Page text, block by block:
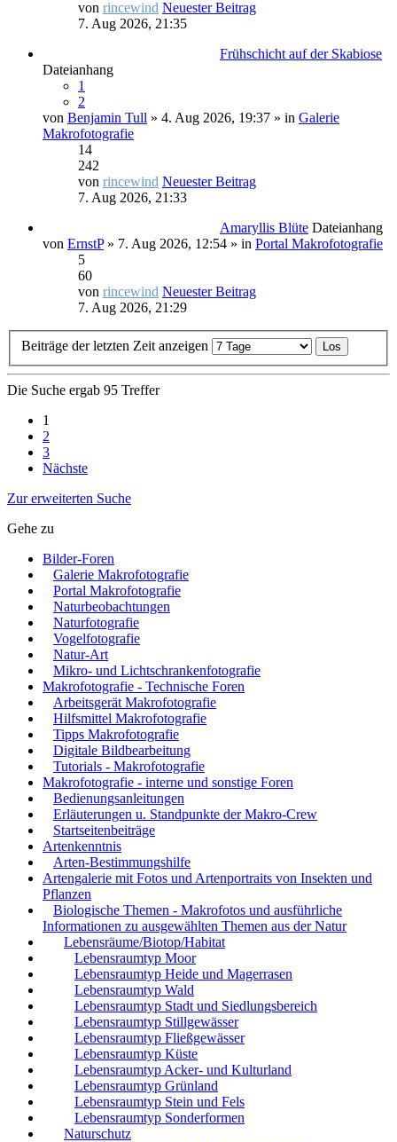
von rincewind Neuester Beitrag
7. Aug 2026, 21:35
Frühschicht auf der Skabiose
Dateianhang
1
2
von Benjamin Tull » 4. Aug 2026, 19:37 » in Galerie
Makrofotografie
14
242
von rincewind Neuester Beitrag
7. Aug 2026, 21:33
Amaryllis Blüte Dateianhang
von ErnstP» 7. Aug 2026, 12:54 » in Portal Makrofotografie
5
60
von rincewind Neuester Beitrag
7. Aug 2026, 21:29
Beiträge der letzten Zeit anzeigen
Die Suche ergab 95 Treffer
1
2
3
Nächste
Zur erweiterten Suche
Gehe zu
Bilder-Foren
Galerie Makrofotografie
Portal Makrofotografie
Naturbeobachtungen
Naturfotografie
Vogelfotografie
Natur-Art
Mikro- und Lichtschrankenfotografie
Makrofotografie - Technische Foren
Arbeitsgerät Makrofotografie
Hilfsmittel Makrofotografie
Tipps Makrofotografie
Digitale Bildbearbeitung
Tutorials - Makrofotografie
Makrofotografie - interne und sonstige Foren
Bedienungsanleitungen
Erläuterungen u. Standpunkte der Makro-Crew
Startseitenbeiträge
Artenkenntnis
Arten-Bestimmungshilfe
Artengalerie mit Fotos und Artenportraits von Insekten und
Pflanzen
Biologische Themen - Makrofotos und ausführliche
Informationen zu ausgewählten Themen aus der Natur
Lebensräume/Biotop/Habitat
Lebensraumtyp Moor
Lebensraumtyp Heide und Magerrasen
Lebensraumtyp Wald
Lebensraumtyp Stadt und Siedlungsbereich
Lebensraumtyp Stillgewässer
Lebensraumtyp Fließgewässer
Lebensraumtyp Küste
Lebensraumtyp Acker- und Kulturland
Lebensraumtyp Grünland
Lebensraumtyp Stein und Fels
Lebensraumtyp Sonderformen
Naturschutz